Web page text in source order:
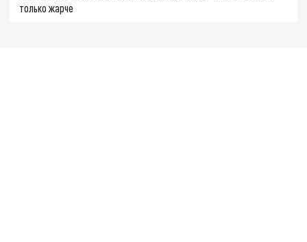
только жарче